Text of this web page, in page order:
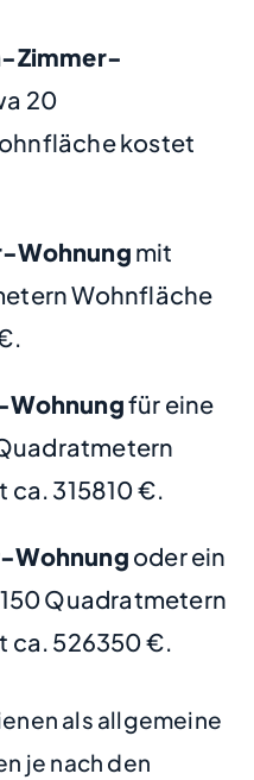
Zimmer-
20
kostet
Wohnung mit
Wohnfläche
für eine
315810 €.
Wohnung oder ein
Quadratmetern
ca. 526350 €.
als allgemeine
je nach den